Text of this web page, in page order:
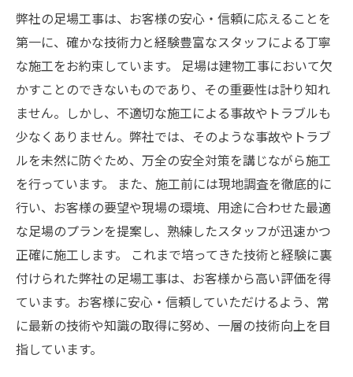
弊社の足場工事は、お客様の安心・信頼に応えることを
第一に、確かな技術力と経験豊富なスタッフによる丁寧
な施工をお約束しています。 足場は建物工事において欠
かすことのできないものであり、その重要性は計り知れ
ません。しかし、不適切な施工による事故やトラブルも
少なくありません。弊社では、そのような事故やトラブ
ルを未然に防ぐため、万全の安全対策を講じながら施工
を行っています。 また、施工前には現地調査を徹底的に
行い、お客様の要望や現場の環境、用途に合わせた最適
な足場のプランを提案し、熟練したスタッフが迅速かつ
正確に施工します。 これまで培ってきた技術と経験に裏
付けられた弊社の足場工事は、お客様から高い評価を得
ています。お客様に安心・信頼していただけるよう、常
に最新の技術や知識の取得に努め、一層の技術向上を目
指しています。